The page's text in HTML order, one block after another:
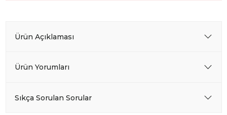
Ürün Açıklaması
Ürün Yorumları
Sıkça Sorulan Sorular